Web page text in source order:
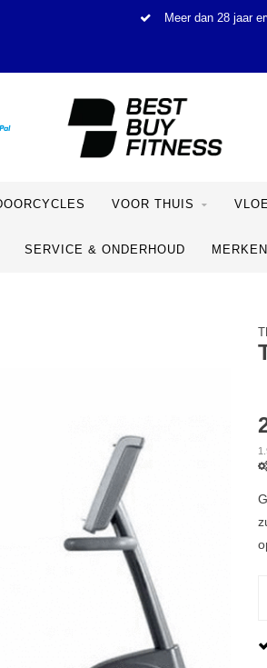
Meer dan 28 jaar
VOOR THUIS
SERVICE & ONDERHOUD MERKEN